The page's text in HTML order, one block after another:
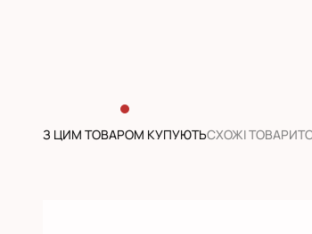
З ЦИМ ТОВАРОМ КУПУЮТЬCХОЖІ ТОВАРИ